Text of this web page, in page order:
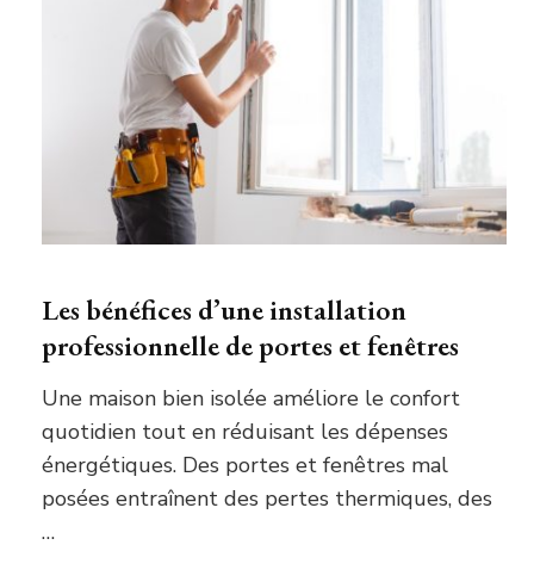
Les bénéfices d’une installation
professionnelle de portes et fenêtres
Une maison bien isolée améliore le confort
quotidien tout en réduisant les dépenses
énergétiques. Des portes et fenêtres mal
posées entraînent des pertes thermiques, des
…